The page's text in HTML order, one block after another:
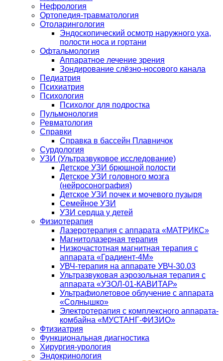
Нефрология
Ортопедия-травматология
Отоларингология
Эндоскопический осмотр наружного уха,
полости носа и гортани
Офтальмология
Аппаратное лечение зрения
Зондирование слёзно-носового канала
Педиатрия
Психиатрия
Психология
Психолог для подростка
Пульмонология
Ревматология
Справки
Справка в бассейн Плавничок
Сурдология
УЗИ (Ультразвуковое исследование)
Детское УЗИ брюшной полости
Детское УЗИ головного мозга
(нейросонография)
Детское УЗИ почек и мочевого пузыря
Семейное УЗИ
УЗИ сердца у детей
Физиотерапия
Лазеротерапия с аппарата «МАТРИКС»
Магнитолазерная терапия
Низкочастотная магнитная терапия с
аппарата «Градиент-4М»
УВЧ-терапия на аппарате УВЧ-30.03
Ультразвуковая аэрозольная терапия с
аппарата «УЗОЛ-01-КАВИТАР»
Ультрафиолетовое облучение с аппарата
«Солнышко»
Электротерапия с комплексного аппарата-
комбайна «МУСТАНГ-ФИЗИО»
Фтизиатрия
Функциональная диагностика
Хирургия-урология
Эндокринология